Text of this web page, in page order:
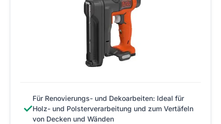
✓
Für Renovierungs- und Dekoarbeiten: Ideal für
Holz- und Polsterverarbeitung und zum Vertäfeln
von Decken und Wänden